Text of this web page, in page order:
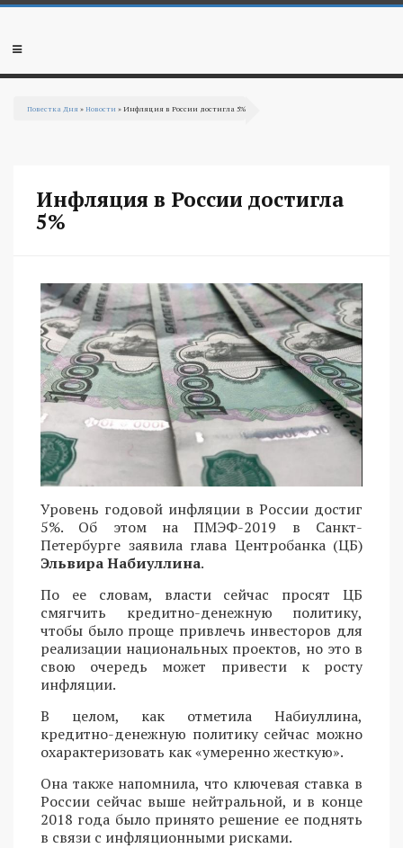
Перейти к основному содержанию
Мобильное
Повестка Дня »Новости » Инфляция в России достигла 5%
Инфляция в России достигла
5%
Уровень годовой инфляции в России достиг
5%. Об этом на ПМЭФ-2019 в Санкт-
Петербурге заявила глава Центробанка (ЦБ)
Эльвира Набиуллина.
По ее словам, власти сейчас просят ЦБ
смягчить кредитно-денежную политику,
чтобы было проще привлечь инвесторов для
реализации национальных проектов, но это в
свою очередь может привести к росту
инфляции.
В целом, как отметила Набиуллина,
кредитно-денежную политику сейчас можно
охарактеризовать как «умеренно жесткую».
Она также напомнила, что ключевая ставка в
России сейчас выше нейтральной, и в конце
2018 года было принято решение ее поднять
в связи с инфляционными рисками.